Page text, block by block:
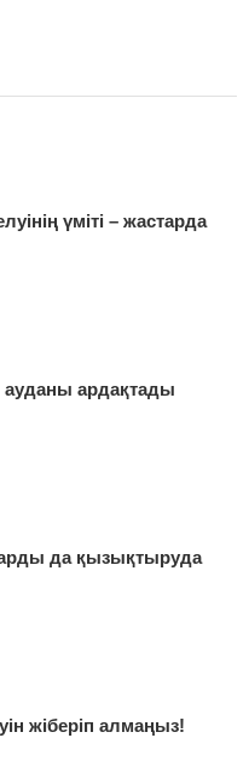
үміті – жастарда
ардақтады
да қызықтыруда
жіберіп алмаңыз!